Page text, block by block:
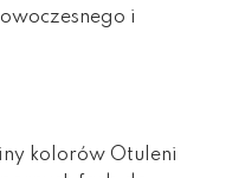
i
kolorów Otuleni